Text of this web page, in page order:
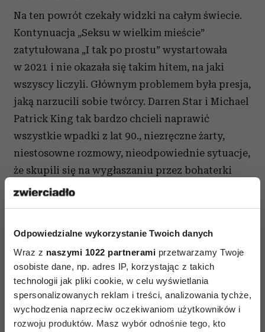
Odpowiedzialne wykorzystanie Twoich danych
Wraz z naszymi 1022 partnerami przetwarzamy Twoje
osobiste dane, np. adres IP, korzystając z takich
technologii jak pliki cookie, w celu wyświetlania
spersonalizowanych reklam i treści, analizowania tychże,
wychodzenia naprzeciw oczekiwaniom użytkowników i
rozwoju produktów. Masz wybór odnośnie tego, kto
Na ten powrót czekały widzki na całym świecie.
Kontynuacja „Seksu w wielkim mieście”
zatytułowana „I tak po prostu” wystartowała
w 2021 i nie okazała się takim hitem, na jaki
wszyscy liczyli. Głównym problemem była presja,
jaką narzucili sobie twórcy. Darren Star i Michael
Patrick King tak bardzo chcieli naprawić
wszystkie wpadki z lat 90., niezręczne żarty,
niestosowne rozmowy, nieodpowiednie sytuacje,
że skupili się na wygłaszaniu przez bohaterki
monologów, które miały nas przekonać, że one
Miranda, Carrie i Charlotte (przy wymownym
braku Samanthy) powróciły po latach z nowymi
emocjami i nowymi planami na życie. Zanim
jednak na dobre się rozkręciły, HBO zamknęło
produkcję po trzech sezonach. Wiele w niej było
słabości, ale skoro już bohaterki wróciły, miło